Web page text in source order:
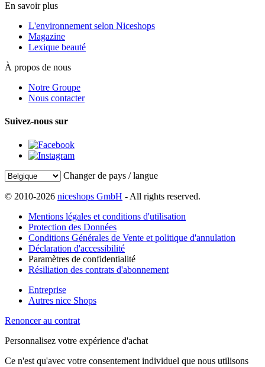
En savoir plus
L'environnement selon Niceshops
Magazine
Lexique beauté
À propos de nous
Notre Groupe
Nous contacter
Suivez-nous sur
Changer de pays / langue
© 2010-2026 niceshops GmbH - All rights reserved.
Mentions légales et conditions d'utilisation
Protection des Données
Conditions Générales de Vente et politique d'annulation
Déclaration d'accessibilité
Paramètres de confidentialité
Résiliation des contrats d'abonnement
Entreprise
Autres nice Shops
Renoncer au contrat
Personnalisez votre expérience d'achat
Ce n'est qu'avec votre consentement individuel que nous utilisons